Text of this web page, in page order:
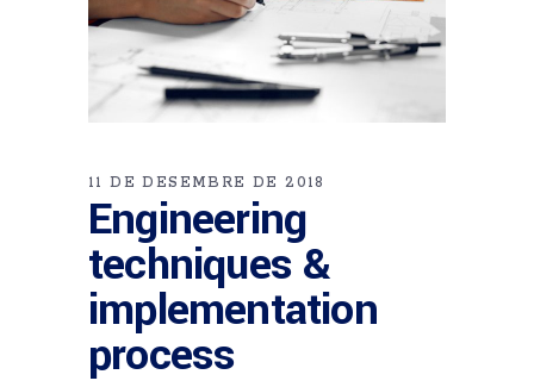
11 DE DESEMBRE DE 2018
Engineering
techniques &
implementation
process